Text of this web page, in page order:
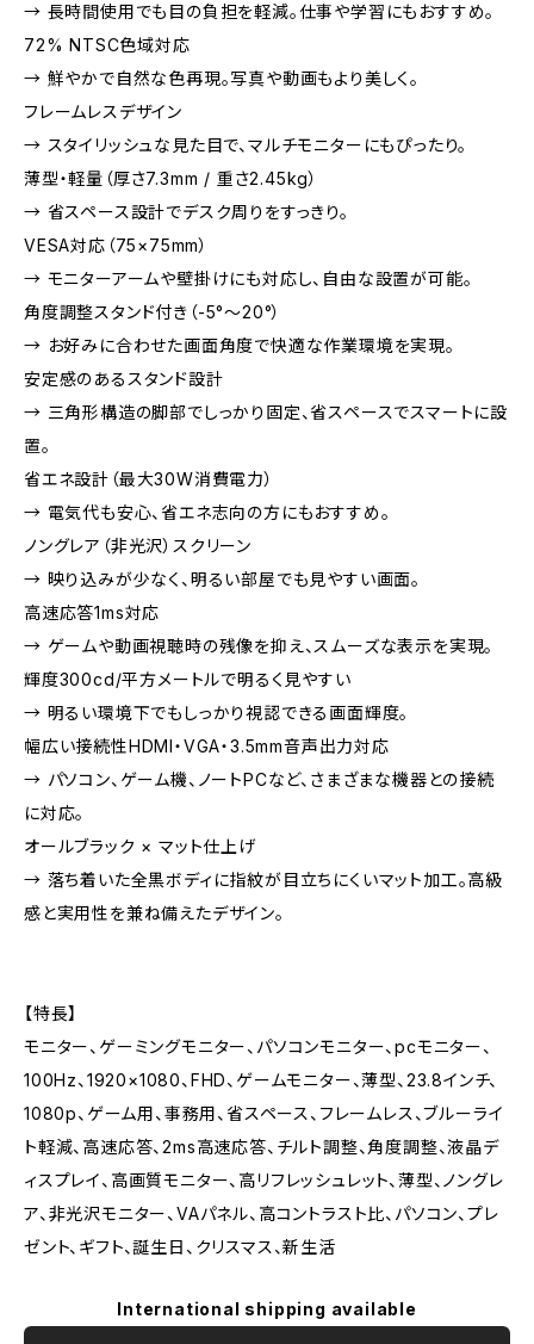
→ 長時間使用でも目の負担を軽減。仕事や学習にもおすすめ。
72% NTSC色域対応
→ 鮮やかで自然な色再現。写真や動画もより美しく。
フレームレスデザイン
→ スタイリッシュな見た目で、マルチモニターにもぴったり。
薄型・軽量（厚さ7.3mm / 重さ2.45kg）
→ 省スペース設計でデスク周りをすっきり。
VESA対応（75×75mm）
→ モニターアームや壁掛けにも対応し、自由な設置が可能。
角度調整スタンド付き（-5°～20°）
→ お好みに合わせた画面角度で快適な作業環境を実現。
安定感のあるスタンド設計
→ 三角形構造の脚部でしっかり固定、省スペースでスマートに設
置。
省エネ設計（最大30W消費電力）
→ 電気代も安心、省エネ志向の方にもおすすめ。
ノングレア（非光沢）スクリーン
→ 映り込みが少なく、明るい部屋でも見やすい画面。
高速応答1ms対応
→ ゲームや動画視聴時の残像を抑え、スムーズな表示を実現。
輝度300cd/平方メートルで明るく見やすい
→ 明るい環境下でもしっかり視認できる画面輝度。
幅広い接続性HDMI・VGA・3.5mm音声出力対応
→ パソコン、ゲーム機、ノートPCなど、さまざまな機器との接続
に対応。
オールブラック × マット仕上げ
→ 落ち着いた全黒ボディに指紋が目立ちにくいマット加工。高級
感と実用性を兼ね備えたデザイン。
【特長】
モニター、ゲーミングモニター、パソコンモニター、pcモニター、
100Hz、1920×1080、FHD、ゲームモニター、薄型、23.8インチ、
1080p、ゲーム用、事務用、省スペース、フレームレス、ブルーライ
ト軽減、高速応答、2ms高速応答、チルト調整、角度調整、液晶デ
ィスプレイ、高画質モニター、高リフレッシュレット、薄型、ノングレ
ア、非光沢モニター、VAパネル、高コントラスト比、パソコン、プレ
ゼント、ギフト、誕生日、クリスマス、新生活
International shipping available